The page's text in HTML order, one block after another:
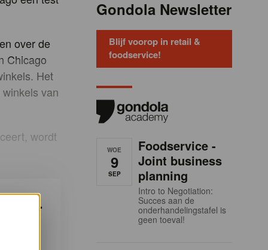
over de
Chicago
Het
van
wordt
Gondola Newsletter
Blijf voorop in retail &
foodservice!
WOE
9
SEP
Foodservice -
Joint business
planning
Intro to Negotiation:
Succes aan de
onderhandelingstafel is
geen toeval!